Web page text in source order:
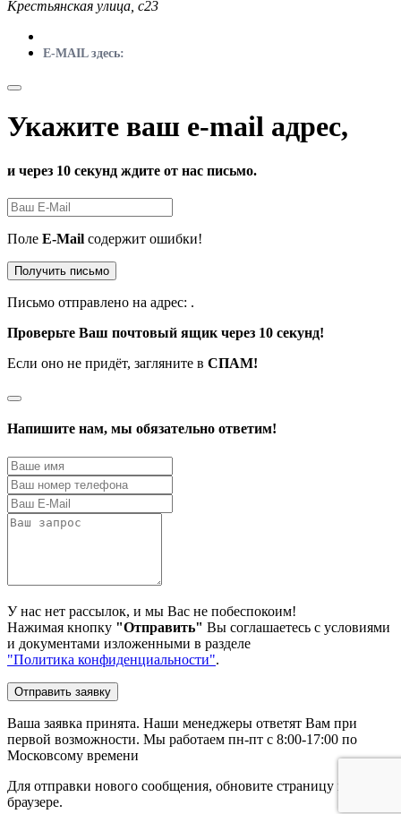
Крестьянская улица, с23
E-MAIL здесь:
Укажите ваш e-mail адрес,
и через 10 секунд ждите от нас письмо.
Поле E-Mail содержит ошибки!
Получить письмо
Письмо отправлено на адрес: .
Проверьте Ваш почтовый ящик через 10 секунд!
Если оно не придёт, загляните в СПАМ!
Напишите нам, мы обязательно ответим!
У нас нет рассылок, и мы Вас не побеспокоим!
Нажимая кнопку "Отправить" Вы соглашаетесь с условиями
и документами изложенными в разделе
"Политика конфиденциальности".
Отправить заявку
Ваша заявка принята. Наши менеджеры ответят Вам при
первой возможности. Мы работаем пн-пт с 8:00-17:00 по
Московсому времени
Для отправки нового сообщения, обновите страницу в
браузере.